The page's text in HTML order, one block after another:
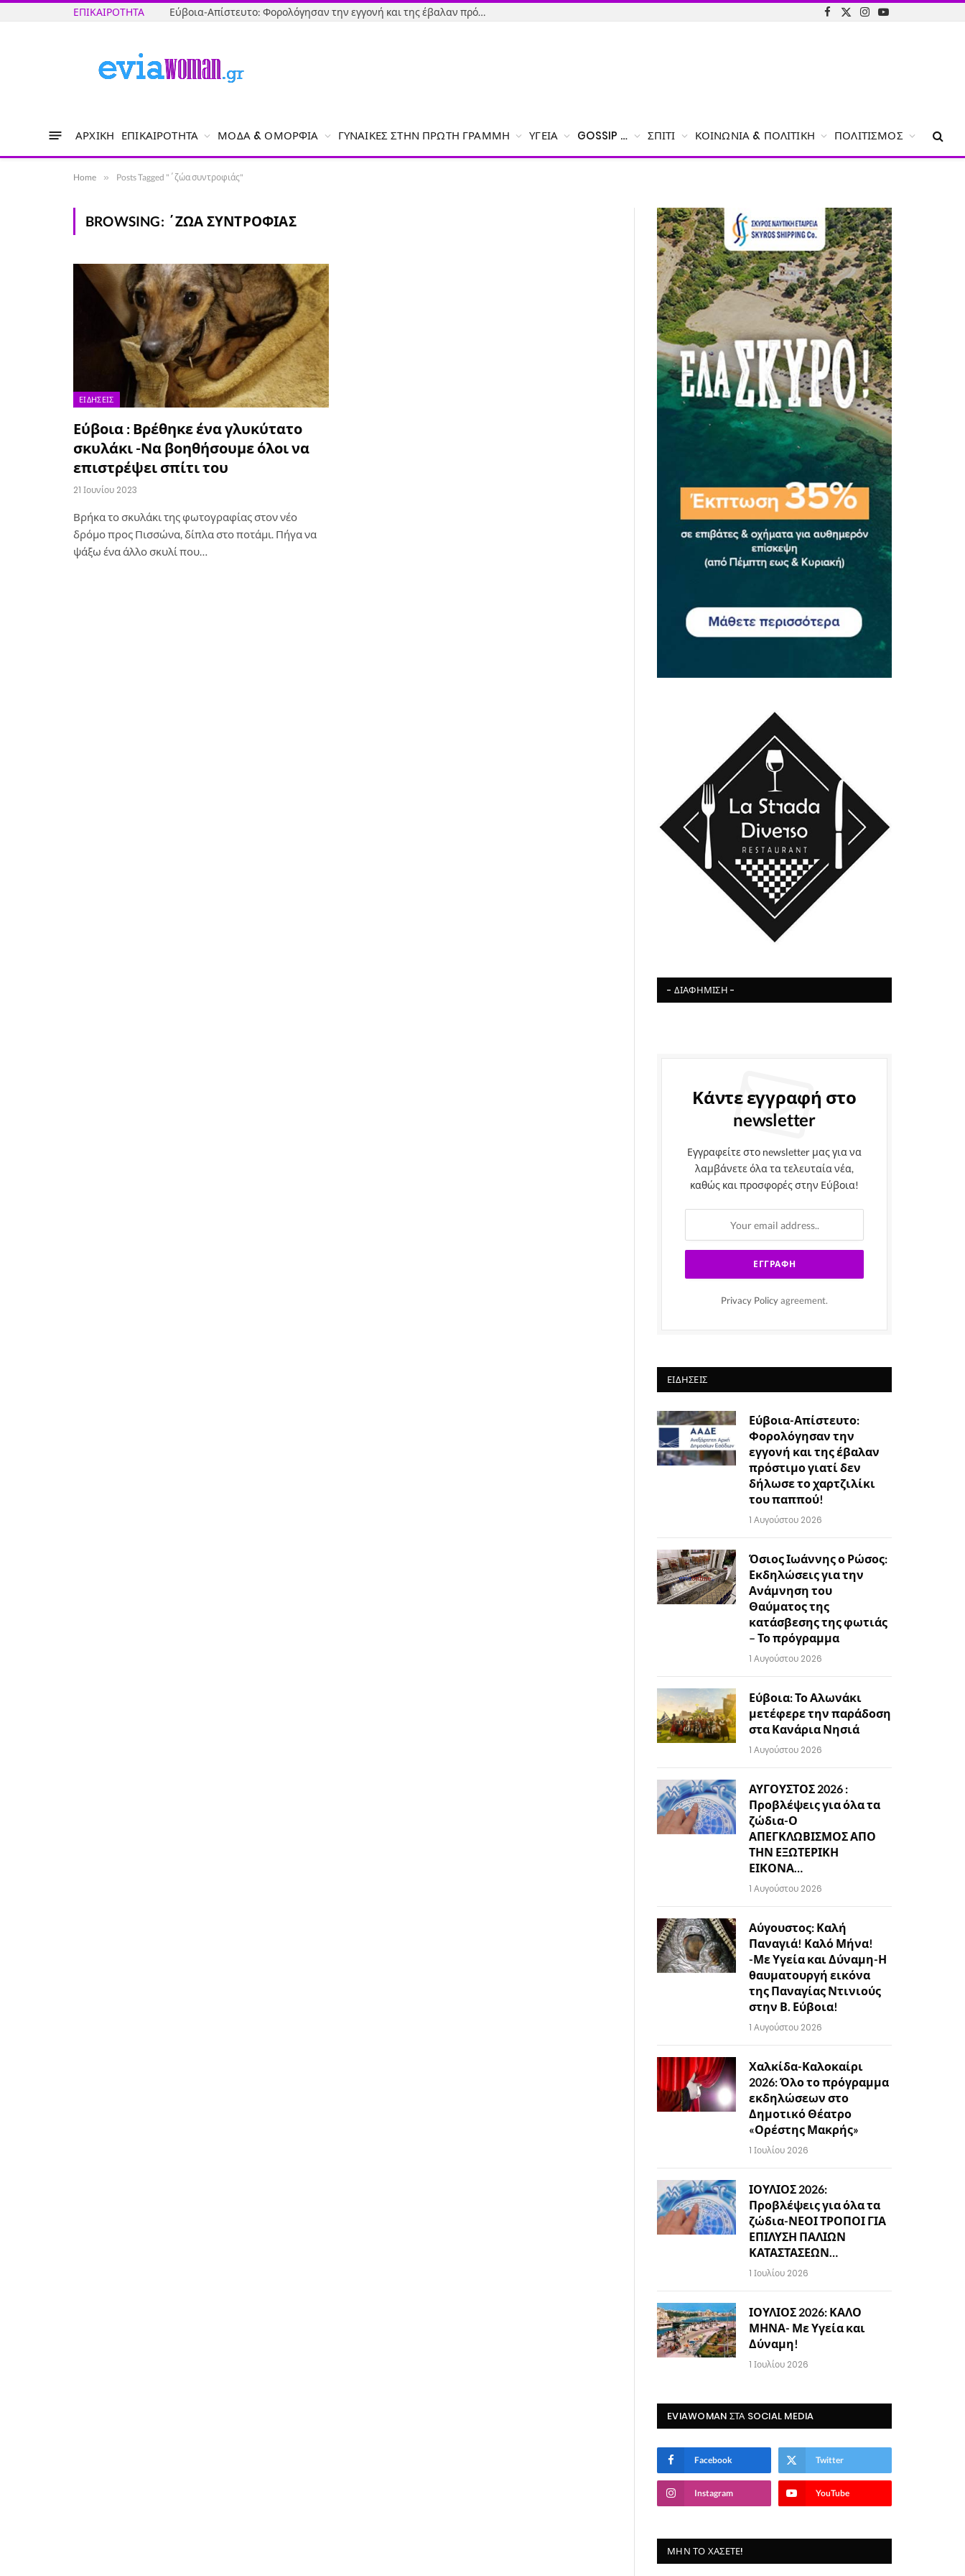
ΕΠΙΚΑΙΡΌΤΗΤΑ Εύβοια-Απίστευτο: Φορολόγησαν την εγγονή και της έβαλαν πρόστιμο γιατί δεν δήλωσε το χαρτζιλίκι του παππού!
Facebook
X
Instagram
YouTube
ΑΡΧΙΚΉ ΕΠΙΚΑΙΡΌΤΗΤΑ ΜΌΔΑ & ΟΜΟΡΦΙΆ ΓΥΝΑΊΚΕΣ ΣΤΗΝ ΠΡΏΤΗ ΓΡΑΜΜΉ ΥΓΕΊΑ GOSSIP … ΣΠΊΤΙ ΚΟΙΝΩΝΊΑ & ΠΟΛΙΤΙΚΉ ΠΟΛΙΤΙΣΜΌΣ
Home » Posts Tagged "΄ζώα συντροφιάς"
BROWSING: ΄ΖΏΑ ΣΥΝΤΡΟΦΙΆΣ
ΕΙΔΉΣΕΙΣ
Εύβοια : Βρέθηκε ένα γλυκύτατο
σκυλάκι -Να βοηθήσουμε όλοι να
επιστρέψει σπίτι του
21 Ιουνίου 2023
Βρήκα το σκυλάκι της φωτογραφίας στον νέο
δρόμο προς Πισσώνα, δίπλα στο ποτάμι. Πήγα να
ψάξω ένα άλλο σκυλί που…
- ΔΙΑΦΉΜΙΣΗ -
Κάντε εγγραφή στο
newsletter
Εγγραφείτε στο newsletter μας για να
λαμβάνετε όλα τα τελευταία νέα,
καθώς και προσφορές στην Εύβοια!
Privacy Policy agreement.
ΕΙΔΉΣΕΙΣ
Εύβοια-Απίστευτο:
Φορολόγησαν την
εγγονή και της έβαλαν
πρόστιμο γιατί δεν
δήλωσε το χαρτζιλίκι
του παππού!
1 Αυγούστου 2026
Όσιος Ιωάννης ο Ρώσος:
Εκδηλώσεις για την
Ανάμνηση του
Θαύματος της
κατάσβεσης της φωτιάς
– Το πρόγραμμα
1 Αυγούστου 2026
Εύβοια: Το Αλωνάκι
μετέφερε την παράδοση
στα Κανάρια Νησιά
1 Αυγούστου 2026
ΑΥΓΟΥΣΤΟΣ 2026 :
Προβλέψεις για όλα τα
ζώδια-Ο
ΑΠΕΓΚΛΩΒΙΣΜΟΣ ΑΠΟ
ΤΗΝ ΕΞΩΤΕΡΙΚΗ
ΕΙΚΟΝΑ…
1 Αυγούστου 2026
Αύγουστος: Καλή
Παναγιά! Καλό Μήνα!
-Με Υγεία και Δύναμη-Η
θαυματουργή εικόνα
της Παναγίας Ντινιούς
στην Β. Εύβοια!
1 Αυγούστου 2026
Χαλκίδα-Καλοκαίρι
2026: Όλο το πρόγραμμα
εκδηλώσεων στο
Δημοτικό Θέατρο
«Ορέστης Μακρής»
1 Ιουλίου 2026
ΙΟΥΛΙΟΣ 2026:
Προβλέψεις για όλα τα
ζώδια-ΝΕΟΙ ΤΡΟΠΟΙ ΓΙΑ
ΕΠΙΛΥΣΗ ΠΑΛΙΩΝ
ΚΑΤΑΣΤΑΣΕΩΝ…
1 Ιουλίου 2026
ΙΟΥΛΙΟΣ 2026: ΚΑΛΟ
ΜΗΝΑ- Με Υγεία και
Δύναμη!
1 Ιουλίου 2026
EVIAWOMAN ΣΤΑ SOCIAL MEDIA
Facebook Twitter
Instagram YouTube
ΜΗΝ ΤΟ ΧΆΣΕΤΕ!